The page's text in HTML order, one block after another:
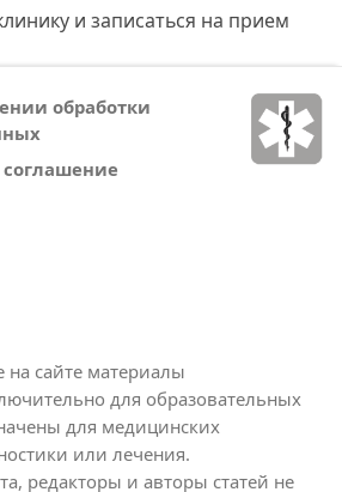
и записаться на прием
обработки
соглашение
на сайте материалы
для образовательных
для медицинских
или лечения.
редакторы и авторы статей не